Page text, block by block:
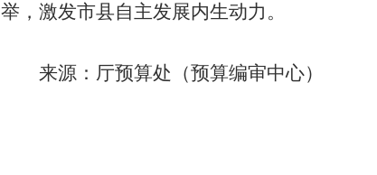
举，激发市县自主发展内生动力。
来源：厅预算处（预算编审中心）